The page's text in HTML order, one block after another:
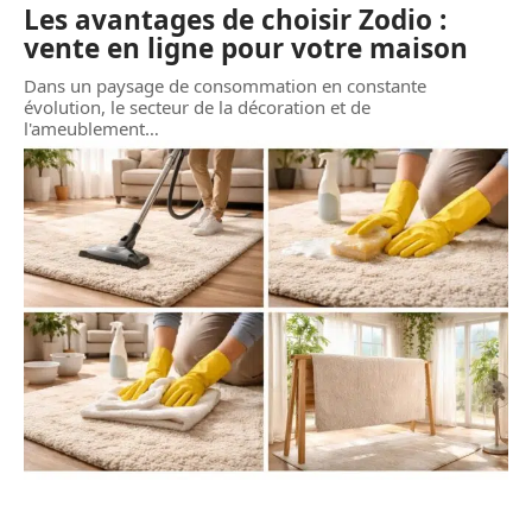
Les avantages de choisir Zodio :
vente en ligne pour votre maison
Dans un paysage de consommation en constante
évolution, le secteur de la décoration et de
l'ameublement…